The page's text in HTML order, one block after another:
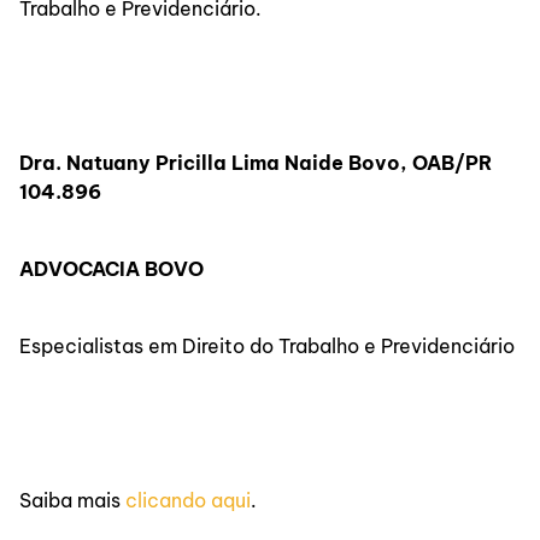
Trabalho e Previdenciário.
Dra. Natuany Pricilla Lima Naide Bovo, OAB/PR
104.896
ADVOCACIA BOVO
Especialistas em Direito do Trabalho e Previdenciário
Saiba mais clicando aqui.